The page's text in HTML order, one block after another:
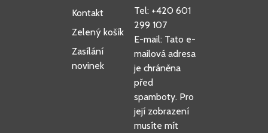
Kontakt
Zelený košík
Zasílání
novinek
Tel: +420 601
299 107
E-mail: Tato e-
mailová adresa
je chráněna
před
spamboty. Pro
její zobrazení
musíte mít